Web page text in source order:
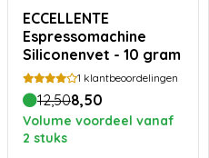
ECCELLENTE
Espressomachine
Siliconenvet - 10 gram
1 klantbeoordelingen
12,508,50
Volume voordeel vanaf
2 stuks